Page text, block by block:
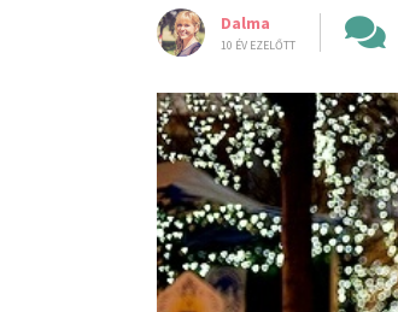
Dalma
10 ÉV EZELŐTT